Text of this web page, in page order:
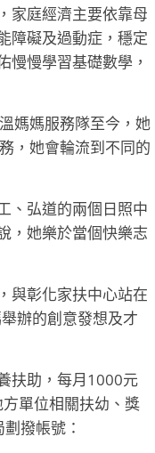
家庭經濟主要依靠母
障礙及過動症，穩定
慢慢學習基礎數學，
媽媽服務隊至今，她
，她會輪流到不同的
、弘道的兩個日照中
，她樂於當個快樂志
與彰化家扶中心站在
辦的創意發想及才
扶助，每月1000元
單位相關扶幼、獎
撥帳號：